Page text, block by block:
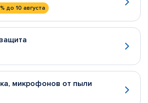
до 10 августа
микрофонов от пыли